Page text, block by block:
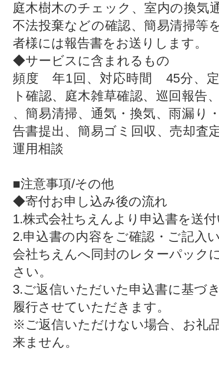
庭木樹木のチェック、室内の換気
不法投棄などの確認、簡易清掃等
者様には報告書をお送りします。
◆サービスに含まれるもの
頻度 年1回、対応時間 45分、
ト確認、庭木雑草確認、巡回報告
、簡易清掃、通気・換気、雨漏り
告書提出、簡易ゴミ回収、売却査
運用相談
■注意事項/その他
◆寄付お申し込み後の流れ
1.株式会社ちえんより申込書を送
2.申込書の内容をご確認・ご記入
会社ちえんへ同封のレターパック
さい。
3.ご返信いただいた申込書に基づ
履行させていただきます。
※ご返信いただけない場合、お礼
来ません。